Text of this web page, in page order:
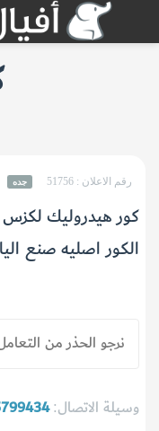
رقم الاعلان : 51756 جده
كور هيدروليك لكزس 570 ولاندكروزر بسعر منافس ٢٩٠٠ ريال شامل التوصيل
الكور اصليه صنع
نرجو الحذر من
وسيلة الاتصال: